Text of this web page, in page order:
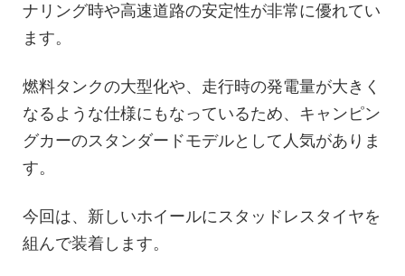
ナリング時や高速道路の安定性が非常に優れてい
ます。
燃料タンクの大型化や、走行時の発電量が大きく
なるような仕様にもなっているため、キャンピン
グカーのスタンダードモデルとして人気がありま
す。
今回は、新しいホイールにスタッドレスタイヤを
組んで装着します。